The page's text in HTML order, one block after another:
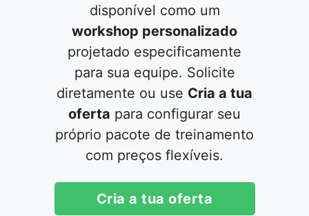
disponível como um
workshop personalizado
projetado especificamente
para sua equipe. Solicite
diretamente ou use Cria a tua
oferta para configurar seu
próprio pacote de treinamento
com preços flexíveis.
Cria a tua oferta